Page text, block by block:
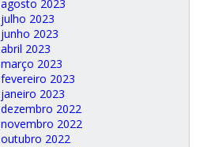
agosto 2023
julho 2023
junho 2023
abril 2023
março 2023
fevereiro 2023
janeiro 2023
dezembro 2022
novembro 2022
outubro 2022